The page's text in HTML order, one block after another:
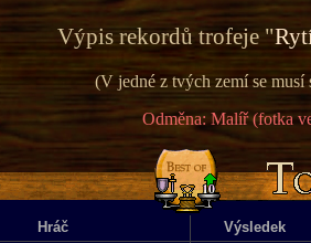
Výpis rekordů trofeje "
(V jedné z tvých zemí se
Odměna: Malíř (fotka
Hráč
Výsledek